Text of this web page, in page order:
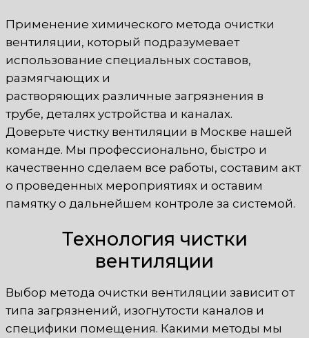
Применение химического метода очистки
вентиляции, который подразумевает
использование специальных составов,
размягчающих и
растворяющих различные загрязнения в
трубе, деталях устройства и каналах.
Доверьте чистку вентиляции в Москве нашей
команде. Мы профессионально, быстро и
качественно сделаем все работы, составим акт
о проведенных мероприятиях и оставим
памятку о дальнейшем контроле за системой.
Технология чистки
вентиляции
Выбор метода очистки вентиляции зависит от
типа загрязнений, изогнутости каналов и
специфики помещения. Какими методы мы